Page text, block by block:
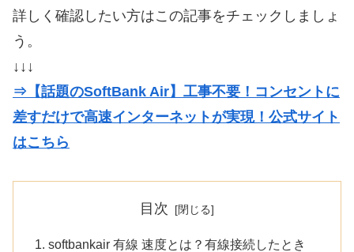
詳しく確認したい方はこの記事をチェックしましょ
う。
↓↓↓
⇒【話題のSoftBank Air】工事不要！コンセントに
差すだけで高速インターネットが実現！公式サイト
はこちら
目次
softbankair 有線 速度とは？有線接続したとき